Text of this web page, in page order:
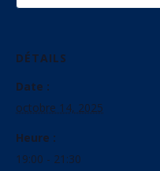
DÉTAILS
Date :
octobre 14, 2025
Heure :
19:00 - 21:30